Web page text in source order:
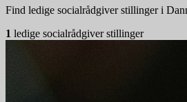
Find ledige socialrådgiver stillinger i
1 ledige socialrådgiver stillinger